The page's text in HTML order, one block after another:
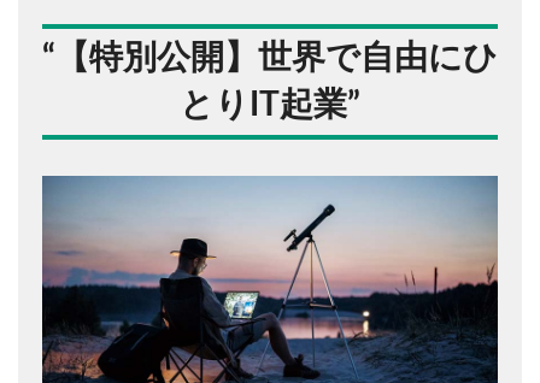
“ 【特別公開】世界で自由にひ
とりIT起業”